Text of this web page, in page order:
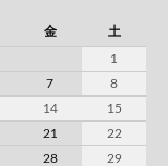
金 土
1
7
8
14
15
21
22
28
29